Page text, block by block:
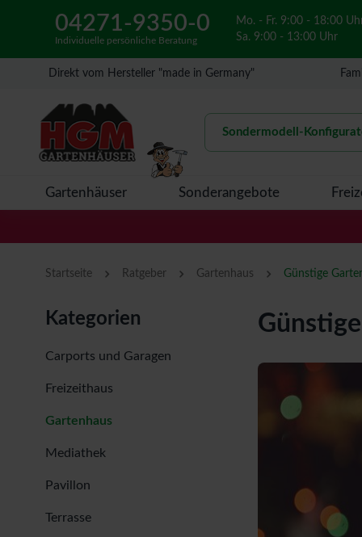
04271-9350-0
Individuelle persönliche Beratung
Mo. - Fr. 9:00 - 18:00
Sa. 9:00 - 13:00 Uhr
Direkt vom Hersteller "made in Germany"
Sondermodell-
Gartenhäuser Sonderangebote
Startseite › Ratgeber › Gartenhaus ›
Kategorien
Carports und Garagen
Freizeithaus
Gartenhaus
Mediathek
Pavillon
Terrasse